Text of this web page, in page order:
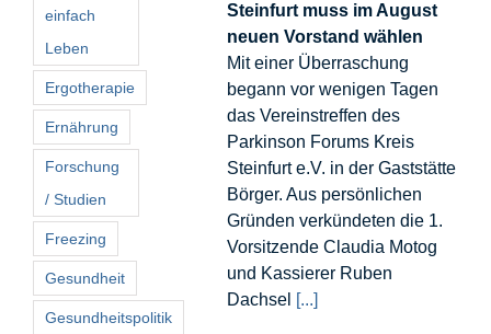
Steinfurt muss im August
neuen Vorstand wählen
Mit einer Überraschung
begann vor wenigen Tagen
das Vereinstreffen des
Parkinson Forums Kreis
Steinfurt e.V. in der Gaststätte
Börger. Aus persönlichen
Gründen verkündeten die 1.
Vorsitzende Claudia Motog
und Kassierer Ruben
Dachsel [...]
einfach
Leben
Ergotherapie
Ernährung
Forschung
/ Studien
Freezing
Gesundheit
Gesundheitspolitik